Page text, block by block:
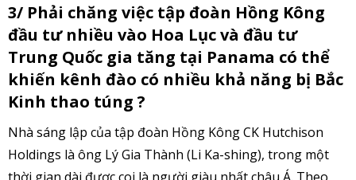
3/ Phải chăng việc tập đoàn Hồng Kông
đầu tư nhiều vào Hoa Lục và đầu tư
Trung Quốc gia tăng tại Panama có thể
khiến kênh đào có nhiều khả năng bị Bắc
Kinh thao túng ?
Nhà sáng lập của tập đoàn Hồng Kông CK Hutchison
Holdings là ông Lý Gia Thành (Li Ka-shing), trong một